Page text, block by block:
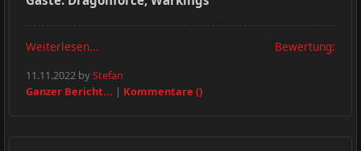
Weiterlesen... Bewertung:
11.11.2022 byStefan
Ganzer Bericht... | Kommentare ()